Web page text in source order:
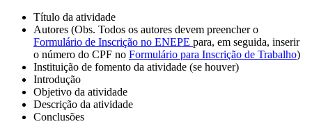
Título da atividade
Autores (Obs. Todos os autores devem preencher o
Formulário de Inscrição no ENEPE para, em seguida, inserir
o número do CPF no Formulário para Inscrição de Trabalho)
Instituição de fomento da atividade (se houver)
Introdução
Objetivo da atividade
Descrição da atividade
Conclusões